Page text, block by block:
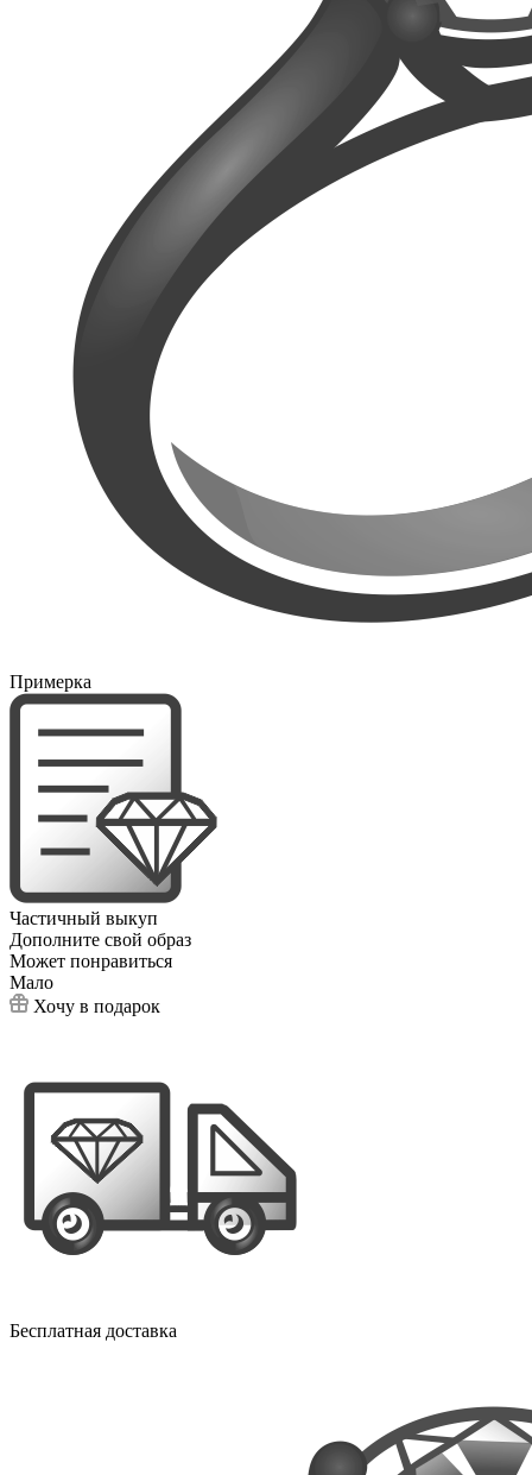
Примерка
Частичный выкуп
Дополните свой образ
Может понравиться
Мало
Хочу в подарок
Бесплатная доставка